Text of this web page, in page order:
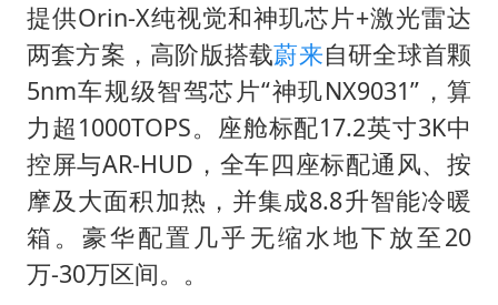
提供Orin-X纯视觉和神玑芯片+激光雷达
两套方案，高阶版搭载蔚来自研全球首颗
5nm车规级智驾芯片“神玑NX9031”，算
力超1000TOPS。座舱标配17.2英寸3K中
控屏与AR-HUD，全车四座标配通风、按
摩及大面积加热，并集成8.8升智能冷暖
箱。豪华配置几乎无缩水地下放至20
万-30万区间。。